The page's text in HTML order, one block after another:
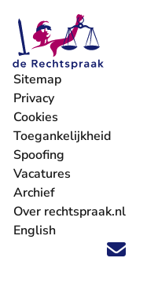
Volg ons op X
Volg ons op
Volg ons op
Volg ons op
Volg
'Blijf
Sitemap
Privacy
Cookies
Toegankelijkheid
Spoofing
Vacatures
- U verlaat
Archief
Over rechtspraak.nl
English